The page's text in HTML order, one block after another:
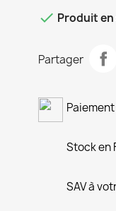
 Produit
Partager
Stock en
SAV à